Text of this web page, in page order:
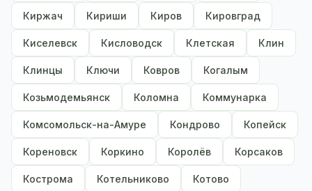
Киржач Кириши Киров Кировград
Киселевск Кисловодск Клетская Клин
Клинцы Ключи Ковров Когалым
Козьмодемьянск Коломна Коммунарка
Комсомольск-на-Амуре Кондрово Копейск
Кореновск Коркино Королёв Корсаков
Кострома Котельниково Котово